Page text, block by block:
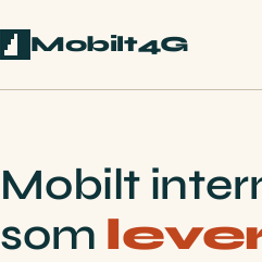
Mobilt4G
Mobilt
som